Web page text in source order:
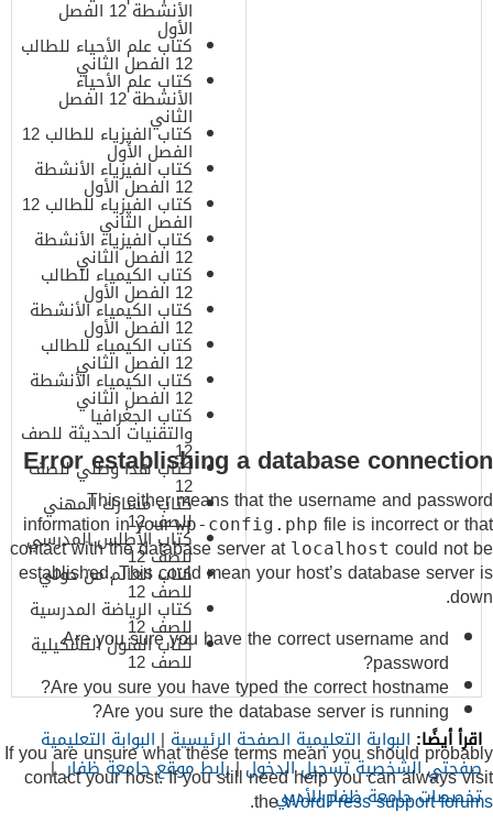
الأنشطة 12 الفصل
الأول
كتاب علم الأحياء للطالب
12 الفصل الثاني
كتاب علم الأحياء
الأنشطة 12 الفصل
الثاني
كتاب الفيزياء للطالب 12
الفصل الأول
كتاب الفيزياء الأنشطة
12 الفصل الأول
كتاب الفيزياء للطالب 12
الفصل الثاني
كتاب الفيزياء الأنشطة
12 الفصل الثاني
كتاب الكيمياء للطالب
12 الفصل الأول
كتاب الكيمياء الأنشطة
12 الفصل الأول
كتاب الكيمياء للطالب
12 الفصل الثاني
كتاب الكيمياء الأنشطة
12 الفصل الثاني
كتاب الجغرافيا
والتقنيات الحديثة للصف
12
كتاب هذا وطني للصف
12
كتاب مسارك المهني
للصف 12
كتاب الأطلس المدرسي
للصف 12
كتاب العالم من حولي
للصف 12
كتاب الرياضة المدرسية
للصف 12
كتاب الفنون التشكيلية
للصف 12
اقرأ أيضًا: البوابة التعليمية الصفحة الرئيسية |البوابة التعليمية
صفحتي الشخصية تسجيل الدخول|رابط موقع جامعة ظفار|
تخصصات جامعة ظفار للأدبي
Error establishing a database connection
This either means that the username and password
information in yourwp-config.php file is incorrect or that
contact with the database server at localhost could not be
established. This could mean your host’s database server is
down.
Are you sure you have the correct username and
password?
Are you sure you have typed the correct hostname?
Are you sure the database server is running?
If you are unsure what these terms mean you should probably
contact your host. If you still need help you can always visit
theWordPress support forums
.